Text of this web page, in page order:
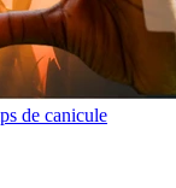
de canicule